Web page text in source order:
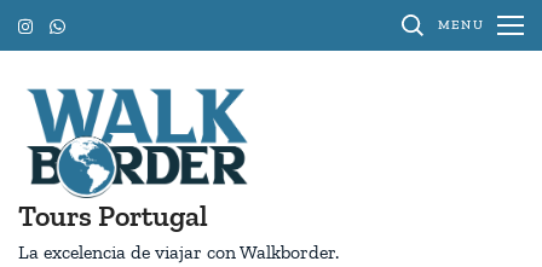
Skip
to
content
(Press
Enter)
MENU
Tours Portugal
La excelencia de viajar con Walkborder.